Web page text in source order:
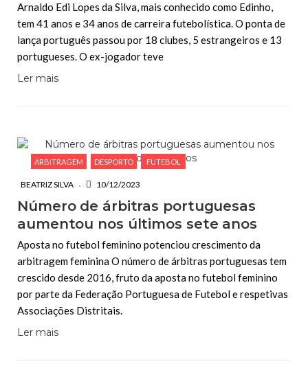
Arnaldo Edi Lopes da Silva, mais conhecido como Edinho,
tem 41 anos e 34 anos de carreira futebolística. O ponta de
lança português passou por 18 clubes, 5 estrangeiros e 13
portugueses. O ex-jogador teve
Ler mais
ARBITRAGEM DESPORTO FUTEBOL
BEATRIZ SILVA 10/12/2023
Número de árbitras portuguesas
aumentou nos últimos sete anos
Aposta no futebol feminino potenciou crescimento da
arbitragem feminina O número de árbitras portuguesas tem
crescido desde 2016, fruto da aposta no futebol feminino
por parte da Federação Portuguesa de Futebol e respetivas
Associações Distritais.
Ler mais